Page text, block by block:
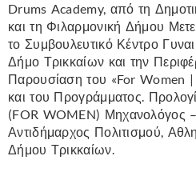
Drums Academy, από τη
και τη Φιλαρμονική Δήμου
το Συμβουλευτικό Κέντρο
Δήμο Τρικκαίων και την
Παρουσίαση του «For
και του Προγράμματος.
(FOR WOMEN) Μηχανολόγος
Αντιδήμαρχος Πολιτισμού,
Δήμου Τρικκαίων.